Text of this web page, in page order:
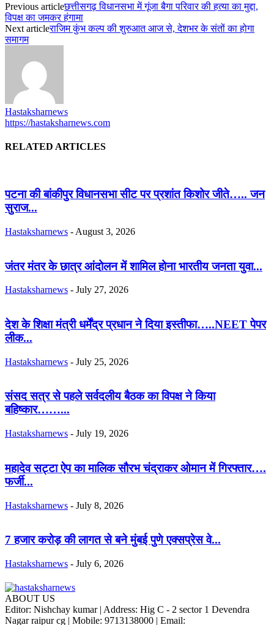
Previous articleछत्तीसगढ़ विधानसभा में गूंजा बैगा परिवार की हत्या का मुद्दा,
विपक्ष का जमकर हंगामा
Next articleराजिम कुंभ कल्प की शुरुआत आज से, देशभर के संतों का होगा
समागम
Hastaksharnews
https://hastaksharnews.com
RELATED ARTICLES
पटना की बांकीपुर विधानसभा सीट पर प्रशांत किशोर जीते….. जन
सुराज...
Hastaksharnews - August 3, 2026
जंतर मंतर के छात्र आंदोलन में शामिल होना भारतीय जनता युवा...
Hastaksharnews - July 27, 2026
देश के शिक्षा मंत्री धर्मेंद्र प्रधान ने दिया इस्तीफा…..NEET पेपर
लीक...
Hastaksharnews - July 25, 2026
संसद सत्र से पहले सर्वदलीय बैठक का विपक्ष ने किया
बहिष्कार……...
Hastaksharnews - July 19, 2026
महादेव सट्टा ऐप का मालिक सौरभ चंद्राकर ओमान में गिरफ्तार….
फर्जी...
Hastaksharnews - July 8, 2026
7 हजार करोड़ की लागत से बने मुंबई पुणे एक्सप्रेस वे...
Hastaksharnews - July 6, 2026
ABOUT US
Editor: Nishchay kumar | Address: Hig C - 2 sector 1 Devendra
Nagar raipur cg | Mobile: 9713138000 | Email: